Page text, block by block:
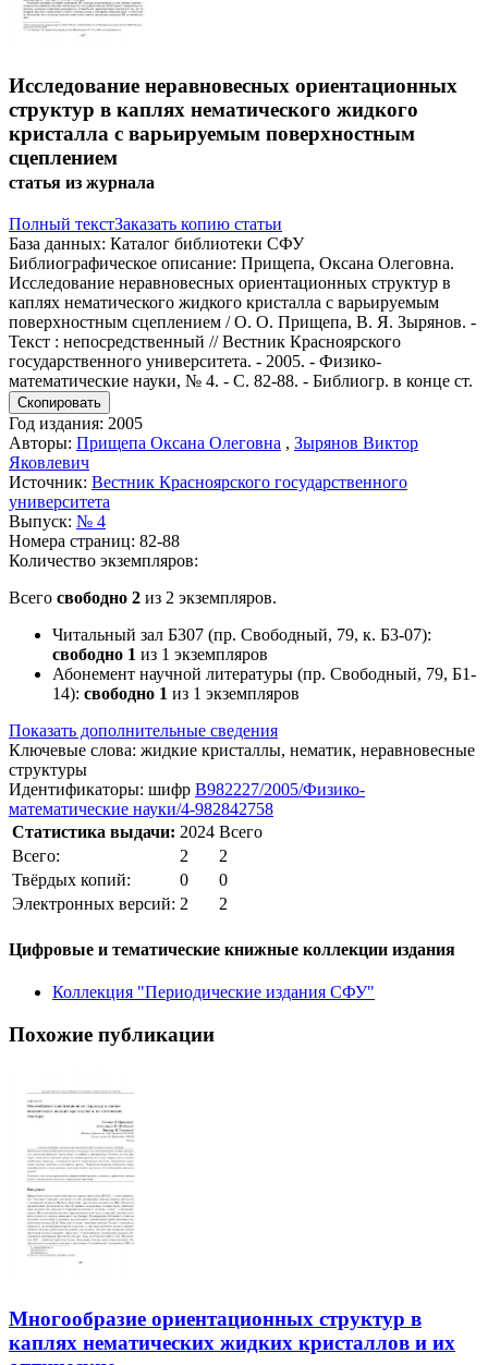
Исследование неравновесных ориентационных
структур в каплях нематического жидкого
кристалла с варьируемым поверхностным
сцеплением
статья из журнала
Полный текстЗаказать копию статьи
База данных: Каталог библиотеки СФУ
Библиографическое описание: Прищепа, Оксана Олеговна.
Исследование неравновесных ориентационных структур в
каплях нематического жидкого кристалла с варьируемым
поверхностным сцеплением / О. О. Прищепа, В. Я. Зырянов. -
Текст : непосредственный // Вестник Красноярского
государственного университета. - 2005. - Физико-
математические науки, № 4. - С. 82-88. - Библиогр. в конце ст.
Скопировать
Год издания: 2005
Авторы: Прищепа Оксана Олеговна , Зырянов Виктор
Яковлевич
Источник: Вестник Красноярского государственного
университета
Выпуск: № 4
Номера страниц: 82-88
Количество экземпляров:
Всего свободно 2 из 2 экземпляров.
Читальный зал Б307 (пр. Свободный, 79, к. Б3-07):
свободно 1 из 1 экземпляров
Абонемент научной литературы (пр. Свободный, 79, Б1-
14): свободно 1 из 1 экземпляров
Показать дополнительные сведения
Ключевые слова: жидкие кристаллы, нематик, неравновесные
структуры
Идентификаторы: шифр В982227/2005/Физико-
математические науки/4-982842758
Статистика выдачи: 2024 Всего
Всего:
2
2
Твёрдых копий:
0
0
Электронных версий: 2 2
Цифровые и тематические книжные коллекции издания
Коллекция "Периодические издания СФУ"
Похожие публикации
Многообразие ориентационных структур в
каплях нематических жидких кристаллов и их